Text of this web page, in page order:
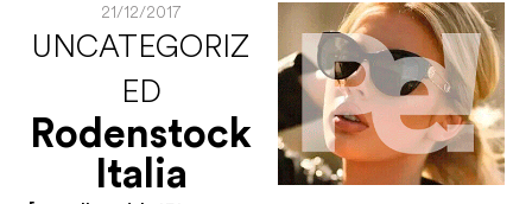
21/12/2017
UNCATEGORIZ
ED
Rodenstock
Italia